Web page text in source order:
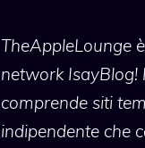
TheAppleLoungeè
network IsayBlog!
comprende siti
indipendente che